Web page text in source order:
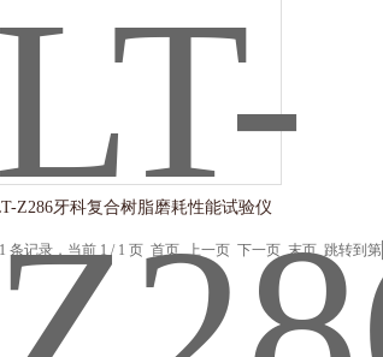
Z286牙科复合树脂磨耗性能试验仪
条记录，当前 1 / 1 页 首页 上一页 下一页 末页 跳转到第